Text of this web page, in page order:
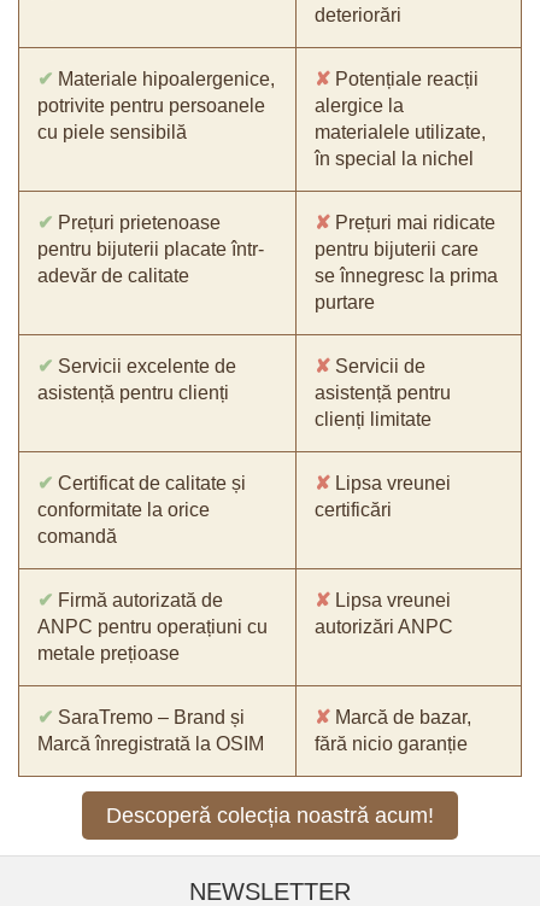
deteriorări
✔ Materiale hipoalergenice,
potrivite pentru persoanele
cu piele sensibilă
✘ Potențiale reacții
alergice la
materialele utilizate,
în special la nichel
✔ Prețuri prietenoase
pentru bijuterii placate într-
adevăr de calitate
✘ Prețuri mai ridicate
pentru bijuterii care
se înnegresc la prima
purtare
✔ Servicii excelente de
asistență pentru clienți
✘ Servicii de
asistență pentru
clienți limitate
✔ Certificat de calitate și
conformitate la orice
comandă
✘ Lipsa vreunei
certificări
✔ Firmă autorizată de
ANPC pentru operațiuni cu
metale prețioase
✘ Lipsa vreunei
autorizări ANPC
✔ SaraTremo – Brand și
Marcă înregistrată la OSIM
✘ Marcă de bazar,
fără nicio garanție
Descoperă colecția noastră acum!
NEWSLETTER